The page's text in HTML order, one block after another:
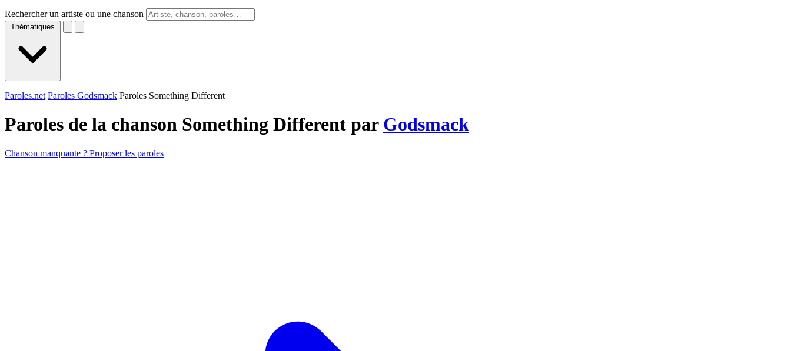
Rechercher un artiste ou une chanson
Thématiques
Paroles.net Paroles Godsmack Paroles Something Different
Paroles de la chanson Something Different par Godsmack
Chanson manquante ? Proposer les paroles